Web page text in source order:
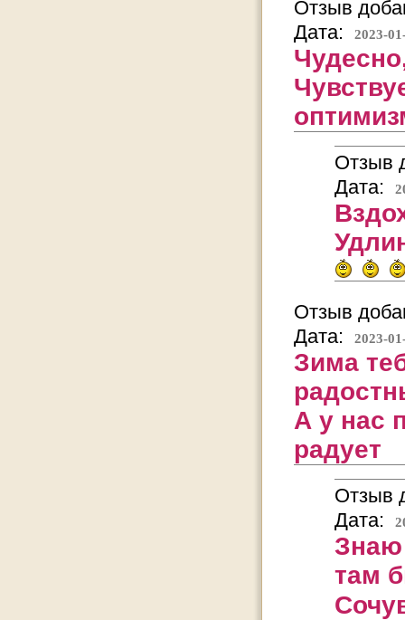
Отзыв
Дата:
2023-
Отзыв
Дата:
Отзыв
Дата:
2023-
Зима
А у нас
радует
Отзыв
Дата:
Знаю
там